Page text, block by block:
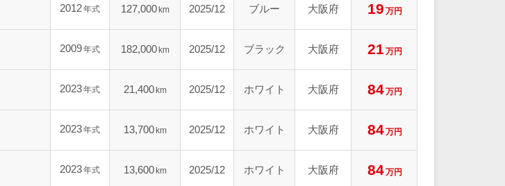
2012年式 127,000 km 2025/12 ブルー 大阪府 19 万円
2009年式 182,000 km 2025/12 ブラック 大阪府 21万円
2023年式 21,400 km 2025/12 ホワイト 大阪府 84万円
2023年式 13,700 km 2025/12 ホワイト 大阪府 84万円
2023年式 13,600 km 2025/12 ホワイト 大阪府 84万円